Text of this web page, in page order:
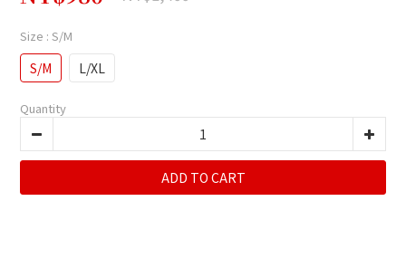
Size : S/M
S/M L/XL
Quantity
ADD TO CART